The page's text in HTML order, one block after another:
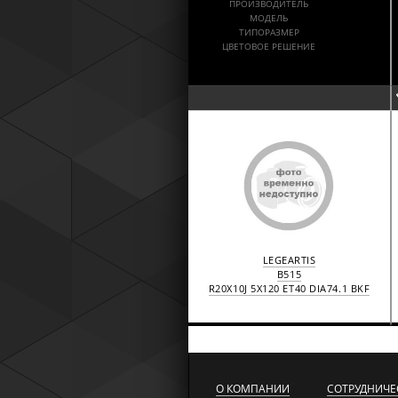
ПРОИЗВОДИТЕЛЬ
МОДЕЛЬ
ТИПОРАЗМЕР
ЦВЕТОВОЕ РЕШЕНИЕ
LEGEARTIS
B515
R20X10J 5X120 ET40 DIA74.1 BKF
О КОМПАНИИ